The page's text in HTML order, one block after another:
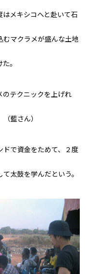
メキシコへと赴いて石
むマクラメが盛んな土地
。
のテクニックを上げれ
藍さん）
で資金をためて、２度
太鼓を学んだという。